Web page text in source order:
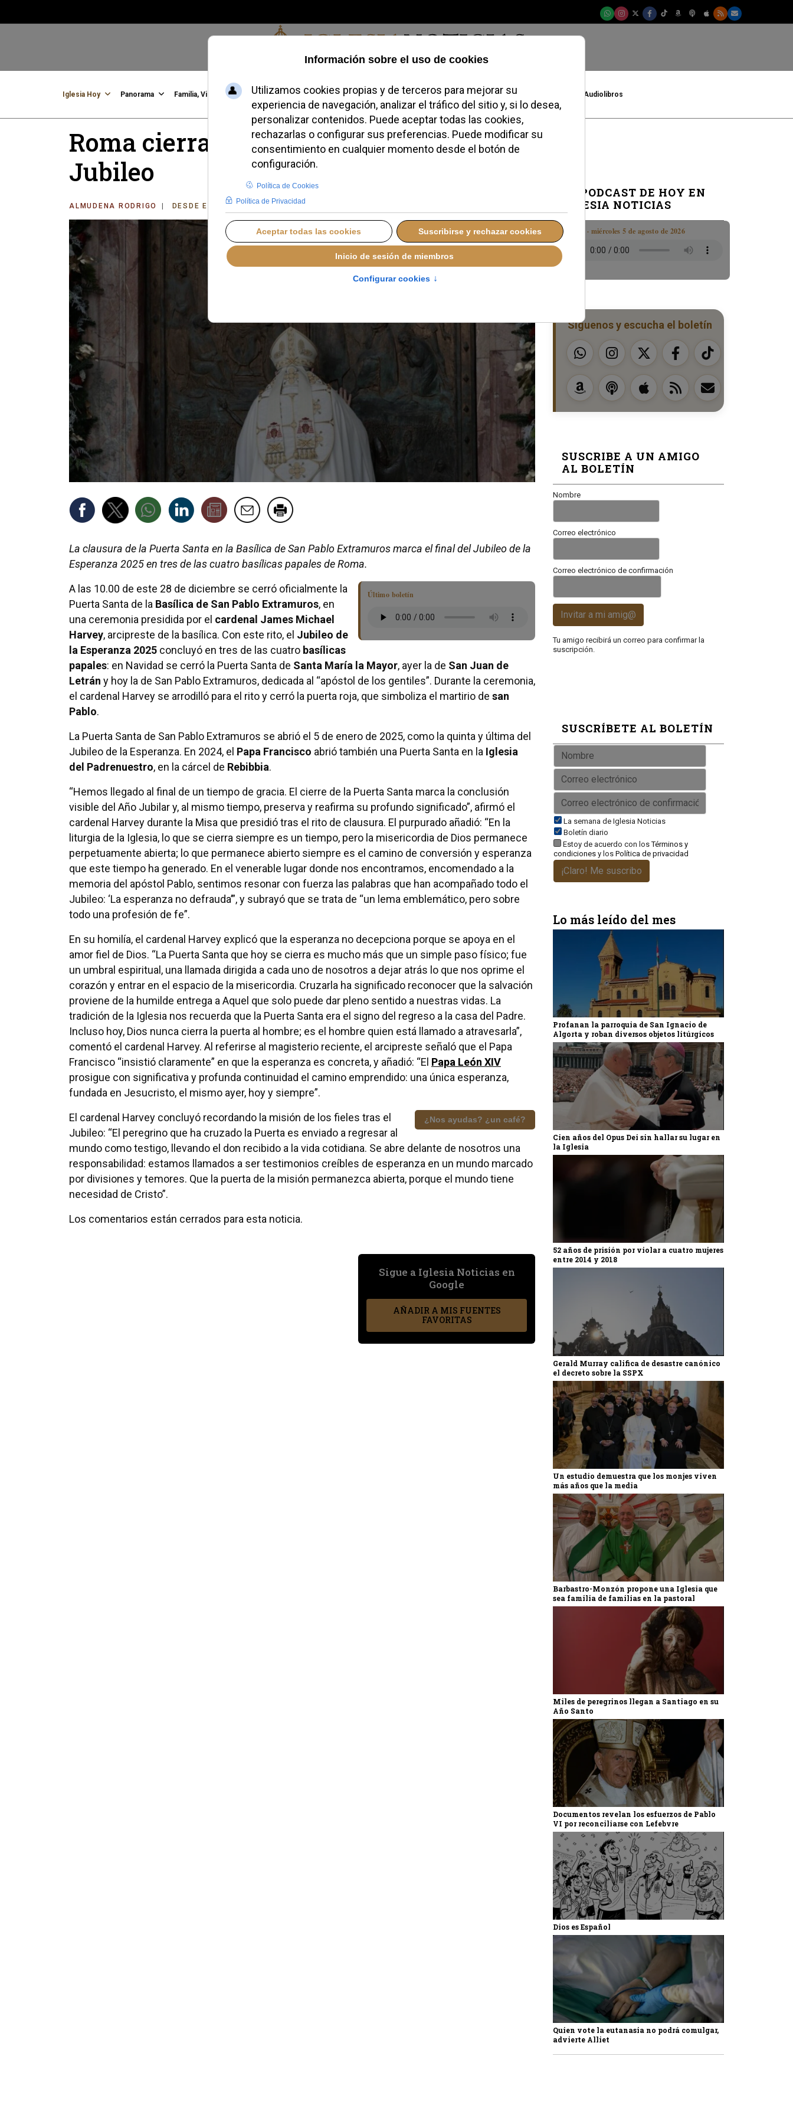
Jueves, 06 de agosto de 2026
Iglesia Hoy Panorama Familia, Vida, Identidad Credofobiómetro Blogs Temas Buscar #JovenesConFe Podcast Audiolibros
Roma cierra tres Puertas Santas del
Jubileo
ALMUDENA RODRIGO DESDE EL VATICANO LUNES, 29 DICIEMBRE 2025 13:30
La clausura de la Puerta Santa en la Basílica de San Pablo Extramuros marca el final del Jubileo de la
Esperanza 2025 en tres de las cuatro basílicas papales de Roma.
Último boletín
A las 10.00 de este 28 de diciembre se cerró oficialmente la
Puerta Santa de la Basílica de San Pablo Extramuros, en
una ceremonia presidida por el cardenal James Michael
Harvey, arcipreste de la basílica. Con este rito, el Jubileo de
la Esperanza 2025 concluyó en tres de las cuatro basílicas
papales: en Navidad se cerró la Puerta Santa de Santa María la Mayor, ayer la de San Juan de
Letrán y hoy la de San Pablo Extramuros, dedicada al “apóstol de los gentiles”. Durante la ceremonia,
el cardenal Harvey se arrodilló para el rito y cerró la puerta roja, que simboliza el martirio de san
Pablo.
La Puerta Santa de San Pablo Extramuros se abrió el 5 de enero de 2025, como la quinta y última del
Jubileo de la Esperanza. En 2024, el Papa Francisco abrió también una Puerta Santa en la Iglesia
del Padrenuestro, en la cárcel de Rebibbia.
“Hemos llegado al final de un tiempo de gracia. El cierre de la Puerta Santa marca la conclusión
visible del Año Jubilar y, al mismo tiempo, preserva y reafirma su profundo significado”, afirmó el
cardenal Harvey durante la Misa que presidió tras el rito de clausura. El purpurado añadió: “En la
liturgia de la Iglesia, lo que se cierra siempre es un tiempo, pero la misericordia de Dios permanece
perpetuamente abierta; lo que permanece abierto siempre es el camino de conversión y esperanza
que este tiempo ha generado. En el venerable lugar donde nos encontramos, encomendado a la
memoria del apóstol Pablo, sentimos resonar con fuerza las palabras que han acompañado todo el
Jubileo: ‘La esperanza no defrauda’”, y subrayó que se trata de “un lema emblemático, pero sobre
todo una profesión de fe”.
En su homilía, el cardenal Harvey explicó que la esperanza no decepciona porque se apoya en el
amor fiel de Dios. “La Puerta Santa que hoy se cierra es mucho más que un simple paso físico; fue
un umbral espiritual, una llamada dirigida a cada uno de nosotros a dejar atrás lo que nos oprime el
corazón y entrar en el espacio de la misericordia. Cruzarla ha significado reconocer que la salvación
proviene de la humilde entrega a Aquel que solo puede dar pleno sentido a nuestras vidas. La
tradición de la Iglesia nos recuerda que la Puerta Santa era el signo del regreso a la casa del Padre.
Incluso hoy, Dios nunca cierra la puerta al hombre; es el hombre quien está llamado a atravesarla”,
comentó el cardenal Harvey. Al referirse al magisterio reciente, el arcipreste señaló que el Papa
Francisco “insistió claramente” en que la esperanza es concreta, y añadió: “El Papa León XIV
prosigue con significativa y profunda continuidad el camino emprendido: una única esperanza,
fundada en Jesucristo, el mismo ayer, hoy y siempre”.
¿Nos ayudas? ¿un café?
El cardenal Harvey concluyó recordando la misión de los fieles tras el
Jubileo: “El peregrino que ha cruzado la Puerta es enviado a regresar al
mundo como testigo, llevando el don recibido a la vida cotidiana. Se abre delante de nosotros una
responsabilidad: estamos llamados a ser testimonios creíbles de esperanza en un mundo marcado
por divisiones y temores. Que la puerta de la misión permanezca abierta, porque el mundo tiene
necesidad de Cristo”.
Los comentarios están cerrados para esta noticia.
Sigue a Iglesia Noticias en
Google
AÑADIR A MIS FUENTES
FAVORITAS
EL PODCAST DE HOY EN
IGLESIA NOTICIAS
Boletín · miércoles 5 de agosto de 2026
Síguenos y escucha el boletín
SUSCRIBE A UN AMIGO
AL BOLETÍN
Nombre
Correo electrónico
Correo electrónico de confirmación
Invitar a mi amig@
Tu amigo recibirá un correo para confirmar la
suscripción.
SUSCRÍBETE AL BOLETÍN
La semana de Iglesia Noticias
Boletín diario
Estoy de acuerdo con losTérminos y
condiciones y los Política de privacidad
¡Claro! Me suscribo
Lo más leído del mes
Profanan la parroquia de San Ignacio de
Algorta y roban diversos objetos litúrgicos
Cien años del Opus Dei sin hallar su lugar en
la Iglesia
52 años de prisión por violar a cuatro mujeres
entre 2014 y 2018
Gerald Murray califica de desastre canónico
el decreto sobre la SSPX
Un estudio demuestra que los monjes viven
más años que la media
Barbastro-Monzón propone una Iglesia que
sea familia de familias en la pastoral
Miles de peregrinos llegan a Santiago en su
Año Santo
Documentos revelan los esfuerzos de Pablo
VI por reconciliarse con Lefebvre
Dios es Español
Quien vote la eutanasia no podrá comulgar,
advierte Alliet